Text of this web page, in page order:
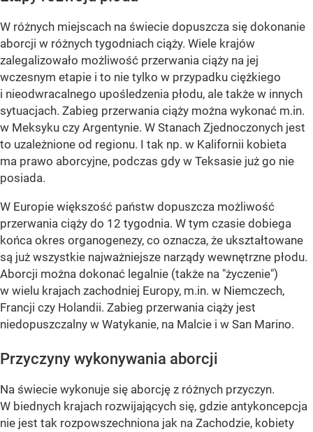
W różnych miejscach na świecie dopuszcza się dokonanie
aborcji w różnych tygodniach ciąży. Wiele krajów
zalegalizowało możliwość przerwania ciąży na jej
wczesnym etapie i to nie tylko w przypadku ciężkiego
i nieodwracalnego upośledzenia płodu, ale także w innych
sytuacjach. Zabieg przerwania ciąży można wykonać m.in.
w Meksyku czy Argentynie. W Stanach Zjednoczonych jest
to uzależnione od regionu. I tak np. w Kalifornii kobieta
ma prawo aborcyjne, podczas gdy w Teksasie już go nie
posiada.
W Europie większość państw dopuszcza możliwość
przerwania ciąży do 12 tygodnia. W tym czasie dobiega
końca okres organogenezy, co oznacza, że ukształtowane
są już wszystkie najważniejsze narządy wewnętrzne płodu.
Aborcji można dokonać legalnie (także na "życzenie")
w wielu krajach zachodniej Europy, m.in. w Niemczech,
Francji czy Holandii. Zabieg przerwania ciąży jest
niedopuszczalny w Watykanie, na Malcie i w San Marino.
Przyczyny wykonywania aborcji
Na świecie wykonuje się aborcję z różnych przyczyn.
W biednych krajach rozwijających się, gdzie antykoncepcja
nie jest tak rozpowszechniona jak na Zachodzie, kobiety